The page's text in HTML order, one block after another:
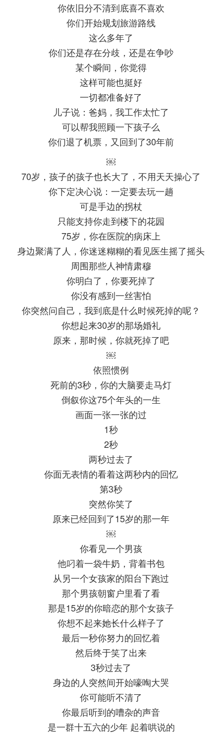
你依旧分不清到底喜不喜欢
你们开始规划旅游路线
这么多年了
你们还是存在分歧，还是在争吵
某个瞬间，你觉得
这样可能也挺好
一切都准备好了
儿子说：爸妈，我工作太忙了
可以帮我照顾一下孩子么
你们退了机票，又回到了30年前
￼
70岁，孩子的孩子也长大了，不用天天操心了
你下定决心说：一定要去玩一趟
可是手边的拐杖
只能支持你走到楼下的花园
75岁，你在医院的病床上
身边聚满了人，你迷迷糊糊的看见医生摇了摇头
周围那些人神情肃穆
你明白了，你要死掉了
你没有感到一丝害怕
你突然问自己，我到底是什么时候死掉的呢？
你想起来30岁的那场婚礼
原来，那时候，你就死掉了吧
￼
依照惯例
死前的3秒，你的大脑要走马灯
倒叙你这75个年头的一生
画面一张一张的过
1秒
2秒
两秒过去了
你面无表情的看着这两秒内的回忆
第3秒
突然你笑了
原来已经回到了15岁的那一年
￼
你看见一个男孩
他叼着一袋牛奶，背着书包
从另一个女孩家的阳台下跑过
那个男孩朝窗户里看了看
那是15岁的你暗恋的那个女孩子
你想不起来她长什么样子了
最后一秒你努力的回忆着
然后终于笑了出来
3秒过去了
身边的人突然间开始嚎啕大哭
你可能听不清了
你最后听到的嘈杂的声音
是一群十五六的少年 起着哄说的